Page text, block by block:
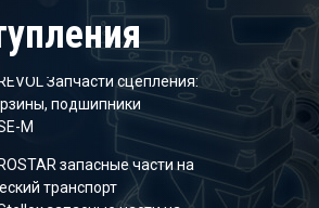
транспорт
запасные части на
транспорт
Запчасти сцепления:
подшипники
M
запасные части на
транспорт